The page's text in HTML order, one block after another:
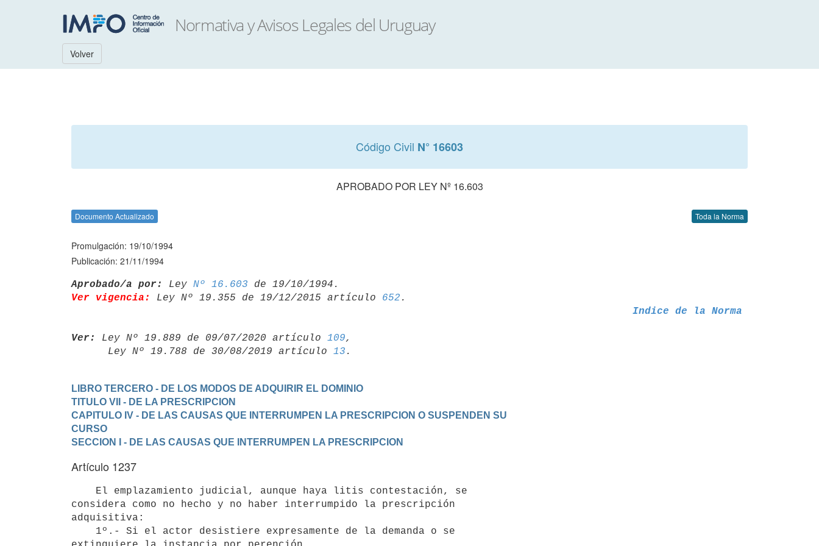
Volver
Código Civil N° 16603
APROBADO POR LEY Nº 16.603
Documento Actualizado Toda la Norma
Promulgación: 19/10/1994
Publicación: 21/11/1994
Aprobado/a por: Ley Nº 16.603
Ver vigencia:
Ley Nº 19.355 de 19/12/2015 artículo 652
Indice de la Norma
Ver: Ley Nº 19.889 de 09/07/2020 artículo 109,
      Ley Nº 19.788 de 30/08/2019 artículo
13
LIBRO TERCERO - DE LOS MODOS DE ADQUIRIR EL DOMINIO
TITULO VII - DE LA PRESCRIPCION
CAPITULO IV - DE LAS CAUSAS QUE INTERRUMPEN LA PRESCRIPCION O SUSPENDEN SU
CURSO
SECCION I - DE LAS CAUSAS QUE INTERRUMPEN LA PRESCRIPCION
Artículo 1237
considera como no hecho y no haber interrumpido la prescripción
adquisitiva: